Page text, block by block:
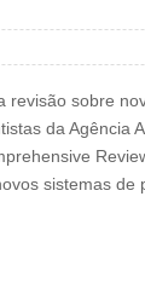
revisão sobre
da Agência
sistemas de